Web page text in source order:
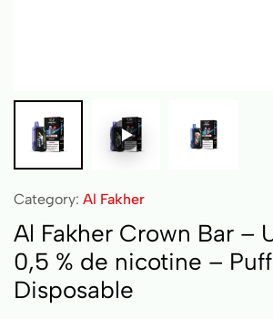
Category: Al Fakher
Al Fakher Crown Bar –
0,5 % de nicotine –
Disposable